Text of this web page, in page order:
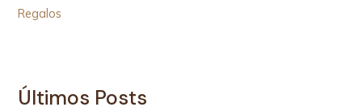
Regalos
Últimos Posts